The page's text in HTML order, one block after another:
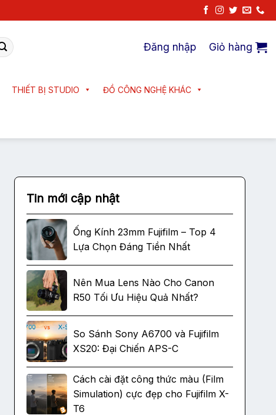
Đăng nhập Giỏ hàng
THIẾT BỊ STUDIO ĐỒ CÔNG NGHỆ KHÁC
Tin mới cập nhật
Ống Kính 23mm Fujifilm – Top 4
Lựa Chọn Đáng Tiền Nhất
Nên Mua Lens Nào Cho Canon
R50 Tối Ưu Hiệu Quả Nhất?
So Sánh Sony A6700 và Fujifilm
XS20: Đại Chiến APS-C
Cách cài đặt công thức màu (Film
Simulation) cực đẹp cho Fujifilm X-
T6